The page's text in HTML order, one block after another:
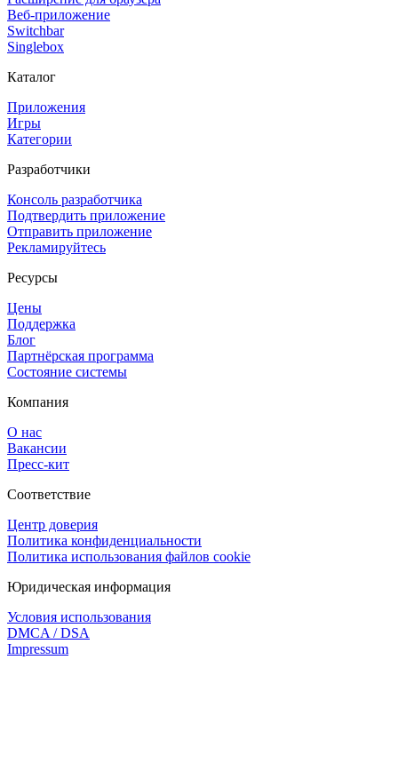
Веб-приложение
Switchbar
Singlebox
Каталог
Приложения
Игры
Категории
Разработчики
Консоль разработчика
Подтвердить приложение
Отправить приложение
Рекламируйтесь
Ресурсы
Цены
Поддержка
Блог
Партнёрская программа
Состояние системы
Компания
О нас
Вакансии
Пресс-кит
Соответствие
Центр доверия
Политика конфиденциальности
Политика использования файлов cookie
Юридическая информация
Условия использования
DMCA / DSA
Impressum